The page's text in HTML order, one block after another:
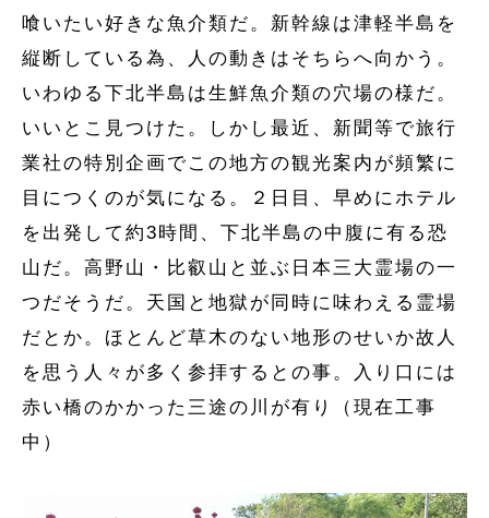
喰いたい好きな魚介類だ。新幹線は津軽半島を
縦断している為、人の動きはそちらへ向かう。
いわゆる下北半島は生鮮魚介類の穴場の様だ。
いいとこ見つけた。しかし最近、新聞等で旅行
業社の特別企画でこの地方の観光案内が頻繁に
目につくのが気になる。２日目、早めにホテル
を出発して約3時間、下北半島の中腹に有る恐
山だ。高野山・比叡山と並ぶ日本三大霊場の一
つだそうだ。天国と地獄が同時に味わえる霊場
だとか。ほとんど草木のない地形のせいか故人
を思う人々が多く参拝するとの事。入り口には
赤い橋のかかった三途の川が有り（現在工事
中）